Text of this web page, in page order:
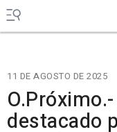
11 DE AGOSTO DE 2025
destacado